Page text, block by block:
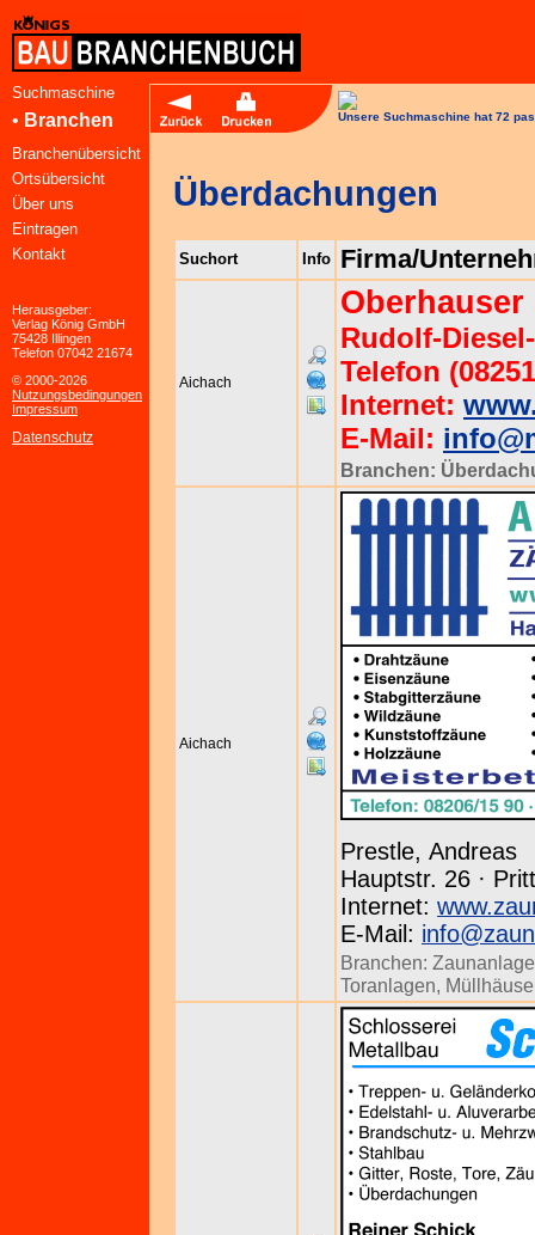
Suchmaschine
• Branchen
Branchenübersicht
Ortsübersicht
Über uns
Eintragen
Kontakt
Herausgeber:
Verlag König GmbH
75428 Illingen
Telefon 07042 21674
© 2000-2026
Nutzungsbedingungen
Impressum
Datenschutz
Unsere Suchmaschine hat 72
Überdachungen
Suchort Info Firma/
Aichach
Rudolf-
Telefon
Internet:
E-Mail:
Branchen:
Aichach
Prestle, Andreas
Hauptstr. 26 ·
Internet:
E-Mail:
Branchen:
Toranlagen,